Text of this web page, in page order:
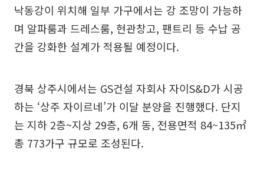
낙동강이 위치해 일부 가구에서는 강 조망이 가능하
며 알파룸과 드레스룸, 현관창고, 팬트리 등 수납 공
간을 강화한 설계가 적용될 예정이다.
경북 상주시에서는 GS건설 자회사 자이S&D가 시공
하는 ‘상주 자이르네’가 이달 분양을 진행했다. 단지
는 지하 2층~지상 29층, 6개 동, 전용면적 84~135㎡
총 773가구 규모로 조성된다.